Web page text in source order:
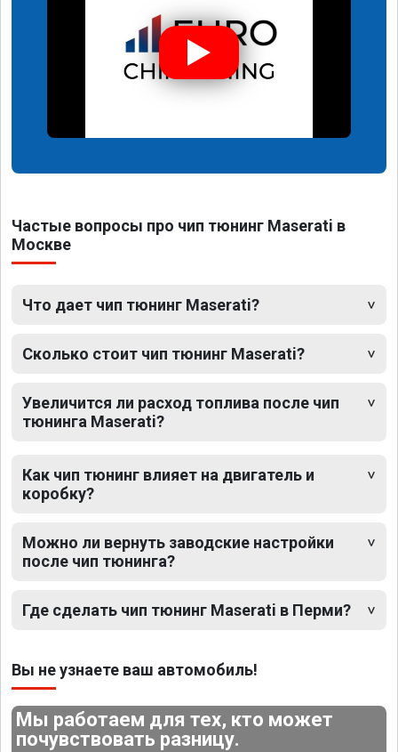
Частые вопросы про чип тюнинг Maserati в
Москве
Что дает чип тюнинг Maserati?
Сколько стоит чип тюнинг Maserati?
Увеличится ли расход топлива после чип
тюнинга Maserati?
Как чип тюнинг влияет на двигатель и
коробку?
Можно ли вернуть заводские настройки
после чип тюнинга?
Где сделать чип тюнинг Maserati в Перми?
Вы не узнаете ваш автомобиль!
Мы работаем для тех, кто может
почувствовать разницу.